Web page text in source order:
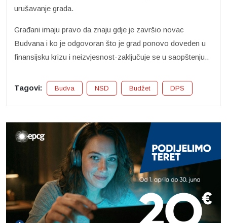
urušavanje grada.
Građani imaju pravo da znaju gdje je završio novac
Budvana i ko je odgovoran što je grad ponovo doveden u
finansijsku krizu i neizvjesnost-zaključuje se u saopštenju..
Tagovi: Budva NSD Budžet DPS